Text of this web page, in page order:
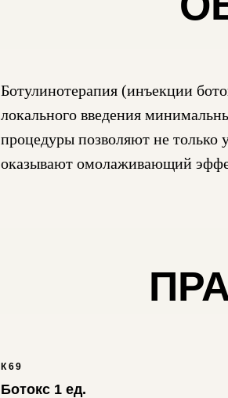
Ботулинотерапия (инъекции
локального введения
процедуры позволяют не
оказывают омолаживающий
К69
Ботокс 1 ед.